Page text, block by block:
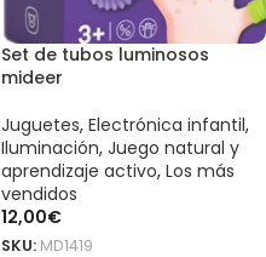
Set de tubos luminosos
mideer
Juguetes, Electrónica infantil,
Iluminación, Juego natural y
aprendizaje activo, Los más
vendidos
12,00€
SKU: MD1419